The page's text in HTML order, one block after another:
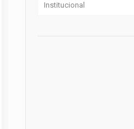
Institucional